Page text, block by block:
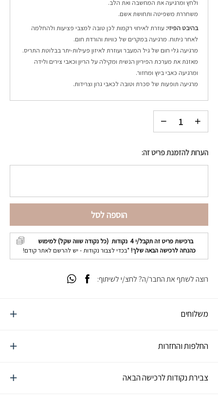
ולחץ ומרגיעה את המחשבה ואת הלב.
משחררת משפיטה ותחושת אשם.
בהיבט הפיזי: עוזרת לאיחוי רקמות לכן טובה למצבי פציעות ולהחלמה
לאחר ניתוח. מרגיעה במקרים של כוויות והורדת חום.
מרגיעה גלי חום של גיל המעבר ועוזרת לאיזון פעילות-יתר בבלוטת התריס.
מאזנת את מערכת הפיריון הנשית ומקילה על הריון וכאבי צירים ולידה
ומרגיעה כאבי ביוץ ומחזור.
מרגיעה תופעות של סכרת וטובה לכאבי גרון וצרידות.
הערות להזמנת פריט זה:
הוספה לסל
ברכישת פריט זה תקבל/י4 נקודות (כל נקודה שווה שקל) למימוש
כהנחה לרכישה הבאה שלך! *בכדי לצבור נקודות - יש להרשם לאתר קודם!
משלוחים
החלפות והחזרות
צבירת נקודות לרכישה הבאה
רוצה לשתף את החבר/ה? לחצ/י לשיתוף: